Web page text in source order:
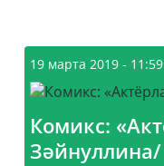
19 марта 2019 - 11:59
Комикс:
Зәйнуллина/